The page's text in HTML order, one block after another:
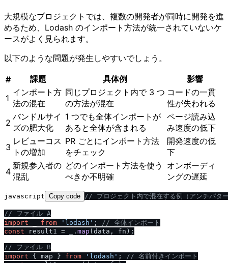
大規模なプロジェクトでは、複数の開発者が同時に開発を進
めるため、Lodash のインポート方法が統一されていないケ
ースがよく見られます。
以下のような問題が発生しやすいでしょう。
# 課題 具体例
影響
1
インポート方
法の混在
同じプロジェクト内で 3 つ
の方法が混在
コードの一貫
性が失われる
2
バンドルサイ
ズの肥大化
1 つでも全体インポートが
あると全体が含まれる
ページ読み込
み速度の低下
3
レビューコス
トの増加
PR ごとにインポート方法
をチェック
開発速度の低
下
4
新規参入者の
混乱
どのインポート方法を使う
べきか不明確
オンボーディ
ングの遅延
javascript Copy code / / プロジェクト内で混在する例（アンチパタ
/ / ファイル A
import
from 'lodash' ; / / 全体インポート
const result1 = _. map (data, fn);
/ / ファイル B
import { map } from 'lodash' ; / / 名前付きインポート